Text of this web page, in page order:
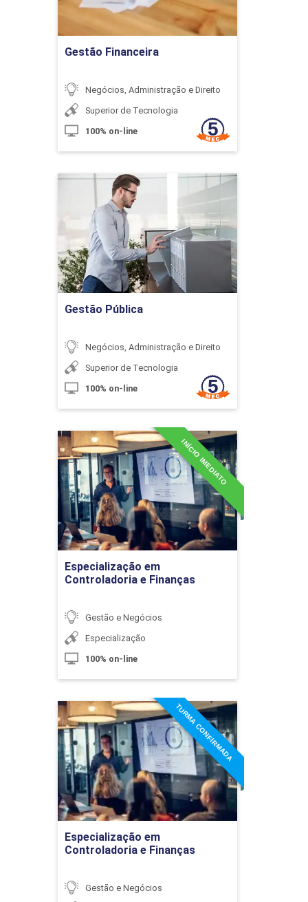
10h
Técnicas de Custeio ABC
10h
Unidade de esforço de produção
Atividades
10h
Gestão e Análise de Custos
Margem de Segurança
10h
Índice de Margem de Contribuição
10h
Gestão Financeira
Negócios, Administração e Direito
Superior de Tecnologia
100% on-line
Ir para Inscrição
Gestão Pública
Negócios, Administração e Direito
Superior de Tecnologia
100% on-line
Gestão Pública
Detalhes do curso
Ir para Inscrição
Especialização em
Controladoria e Finanças
INÍCIO IMEDIATO
Gestão e Negócios
Especialização
100% on-line
Especialização em
Controladoria e Finanças
Detalhes do curso
Ir para Inscrição
Especialização em
Controladoria e Finanças
TURMA CONFIRMADA
Gestão e Negócios
Especialização em
Controladoria e Finanças
Detalhes do curso
Ir para Inscrição